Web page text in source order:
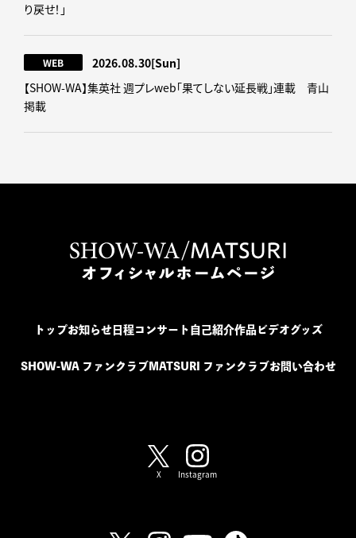
り戻せ！｣
WEB 2026.08.30[Sun]
【SHOW-WA】集英社 週プレweb｢果てしない延長戦｣連載 青山
掲載
トップお知らせ日程コンサート 自己紹介作品ビデオグッズ
SHOW-WA ファンクラブ MATSURI ファンクラブ お問い合わせ
X Instagram